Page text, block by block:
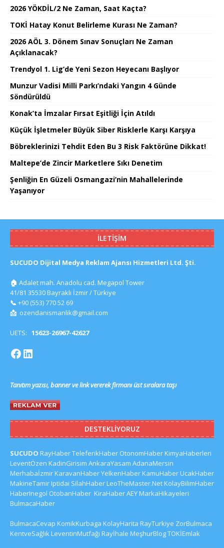
2026 YÖKDİL/2 Ne Zaman, Saat Kaçta?
TOKİ Hatay Konut Belirleme Kurası Ne Zaman?
2026 AÖL 3. Dönem Sınav Sonuçları Ne Zaman
Açıklanacak?
Trendyol 1. Lig’de Yeni Sezon Heyecanı Başlıyor
Munzur Vadisi Milli Parkı’ndaki Yangın 4 Günde
Söndürüldü
Konak’ta İmzalar Fırsat Eşitliği İçin Atıldı
Küçük İşletmeler Büyük Siber Risklerle Karşı Karşıya
Böbreklerinizi Tehdit Eden Bu 3 Risk Faktörüne Dikkat!
Maltepe’de Zincir Marketlere Sıkı Denetim
Şenliğin En Güzeli Osmangazi’nin Mahallelerinde
Yaşanıyor
İLETIŞIM
SUCUDO Dijital Medya Reklam Ajansı Hizmetleri Ltd. Şti.
🏠 Adalet mah. Anadolu cad. Megapol Tower
41/81 35530 Bayraklı İzmir / Türkiye
📞 +90 (553) 770 52 69
📩 ozendanismanlik@gmail.com
UETS: 15623-26967-42627
Tanıtım yazısı, banner ve link vererek firmanı üst sıralara taşı
DESTEKLIYORUZ
SUCUDO RayHaberTeleferikHaber OtonomHaberKimyaHaberleri
LeventÖzen KadinGirisim AnkaraYasam AdanaMersin
MerhabaİzmirKaravanHaberYelkenHaberKamuHaberUcakHaber
MakineTamirIptidai SilahHaberLeoTheMaster.NetKolayBilimHaber
HaberInegol OtobanHaber KiraHaberAEYMarkaHikayeleri
BulmacaHaber
BulmacaCevap KomikKurbaga KolayHarita RayTurkiye ZorBulmaca
KentveSağlıkLeventinMutfağı Rayİhale MeşhurBlogTOKİEmlak